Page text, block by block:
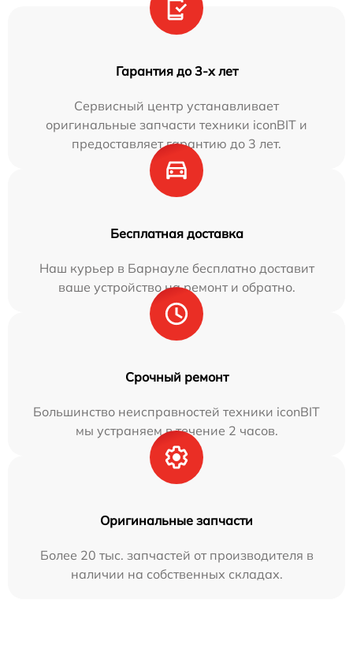
Гарантия до 3-х лет
Сервисный центр устанавливает
оригинальные запчасти техники iconBIT и
предоставляет гарантию до 3 лет.
Бесплатная доставка
Наш курьер в Барнауле бесплатно доставит
ваше устройство на ремонт и обратно.
Срочный ремонт
Большинство неисправностей техники iconBIT
мы устраняем в течение 2 часов.
Оригинальные запчасти
Более 20 тыс. запчастей от производителя в
наличии на собственных складах.